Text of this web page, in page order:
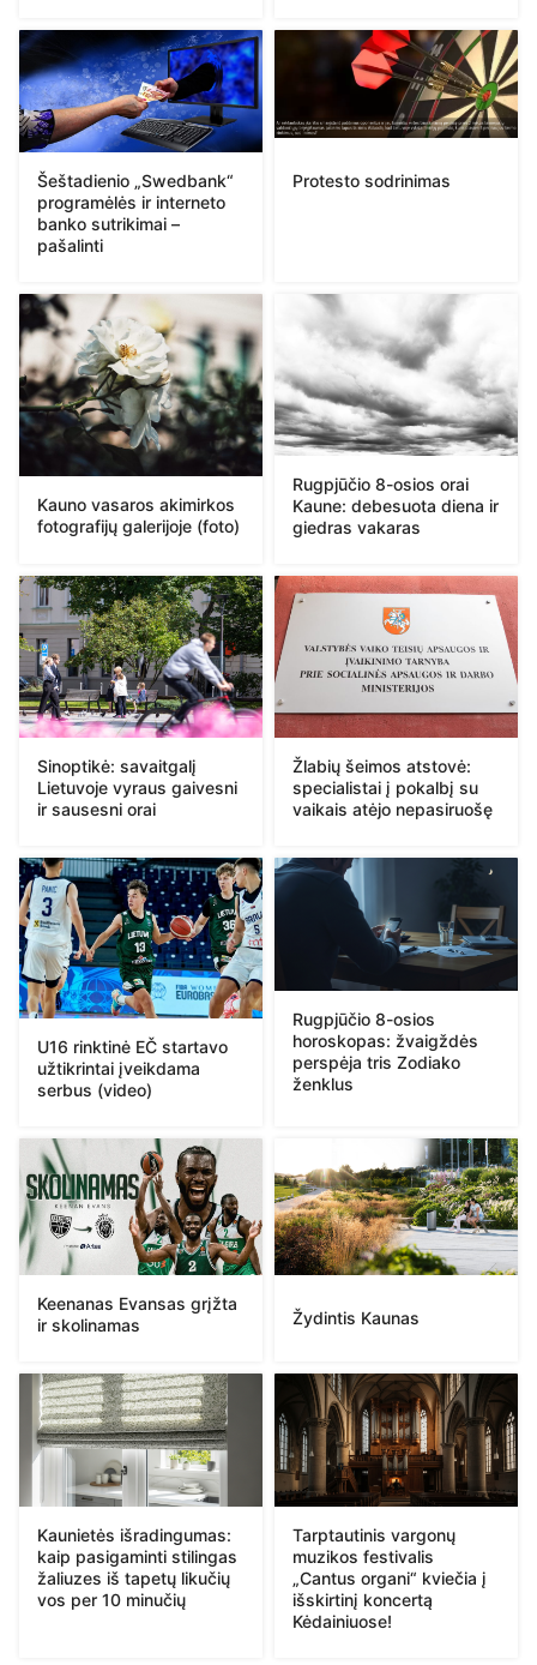
Šeštadienio „Swedbank“
programėlės ir interneto
banko sutrikimai –
pašalinti
Protesto sodrinimas
Kauno vasaros akimirkos
fotografijų galerijoje (foto)
Rugpjūčio 8-osios orai
Kaune: debesuota diena ir
giedras vakaras
Sinoptikė: savaitgalį
Lietuvoje vyraus gaivesni
ir sausesni orai
Žlabių šeimos atstovė:
specialistai į pokalbį su
vaikais atėjo nepasiruošę
U16 rinktinė EČ startavo
užtikrintai įveikdama
serbus (video)
Rugpjūčio 8-osios
horoskopas: žvaigždės
perspėja tris Zodiako
ženklus
Keenanas Evansas grįžta
ir skolinamas
Žydintis Kaunas
Kaunietės išradingumas:
kaip pasigaminti stilingas
žaliuzes iš tapetų likučių
vos per 10 minučių
Tarptautinis vargonų
muzikos festivalis
„Cantus organi“ kviečia į
išskirtinį koncertą
Kėdainiuose!